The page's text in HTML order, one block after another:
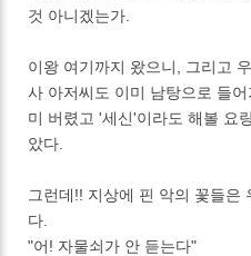
것 아니겠는가.
이왕 여기까지 왔으니, 그리고
사 아저씨도 이미 남탕으로 들
미 버렸고 '세신'이라도 해볼 요
았다.
그런데!! 지상에 핀 악의 꽃들은
다.
"어! 자물쇠가 안 듣는다"